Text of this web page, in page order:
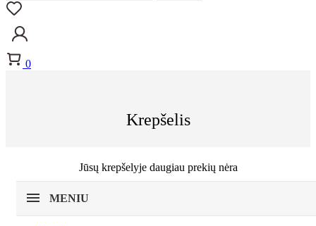
0
Krepšelis
Jūsų krepšelyje daugiau prekių nėra
MENIU